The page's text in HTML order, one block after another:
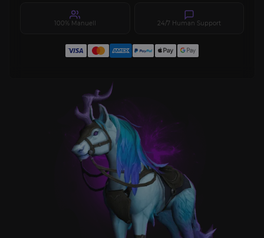
100% Manuell 24/7 Human Support